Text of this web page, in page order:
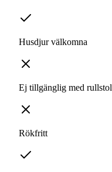
Husdjur välkomna
Ej tillgänglig med rullstol
Rökfritt